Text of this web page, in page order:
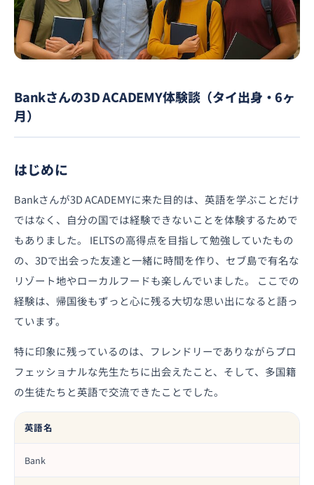
Bankさんの3D ACADEMY体験談（タイ出身・6ヶ
月）
はじめに
Bankさんが3D ACADEMYに来た目的は、英語を学ぶことだけ
ではなく、自分の国では経験できないことを体験するためで
もありました。 IELTSの高得点を目指して勉強していたもの
の、3Dで出会った友達と一緒に時間を作り、セブ島で有名な
リゾート地やローカルフードも楽しんでいました。 ここでの
経験は、帰国後もずっと心に残る大切な思い出になると語っ
ています。
特に印象に残っているのは、フレンドリーでありながらプロ
フェッショナルな先生たちに出会えたこと、そして、多国籍
の生徒たちと英語で交流できたことでした。
英語名
Bank